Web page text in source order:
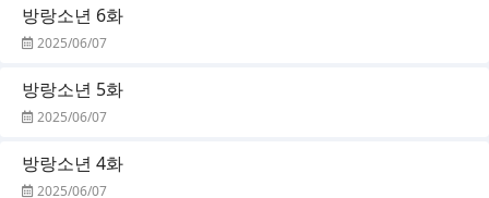
방랑소년 6화
2025/06/07
방랑소년 5화
2025/06/07
방랑소년 4화
2025/06/07